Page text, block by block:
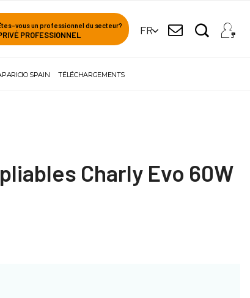
vous un professionnel du secteur?
PROFESSIONNEL FR
SPAIN TÉLÉCHARGEMENTS
Charly Evo 60W